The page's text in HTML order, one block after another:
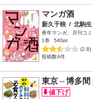
マンガ酒
新久千映 / 北駒生
青年マンガ、月刊コ
1巻
540pt
(2.8)
投稿数4件
東京⇔博多間